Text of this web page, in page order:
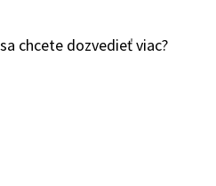
chcete dozvedieť viac?